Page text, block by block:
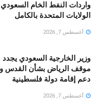
واردات النفط الخام
الولايات المتحدة بالكامل
أغسطس 7, 2026
وزير الخارجية السعودي يجدد
موقف الرياض بشأن القدس
دعم إقامة دولة فلسطينية
أغسطس 7, 2026